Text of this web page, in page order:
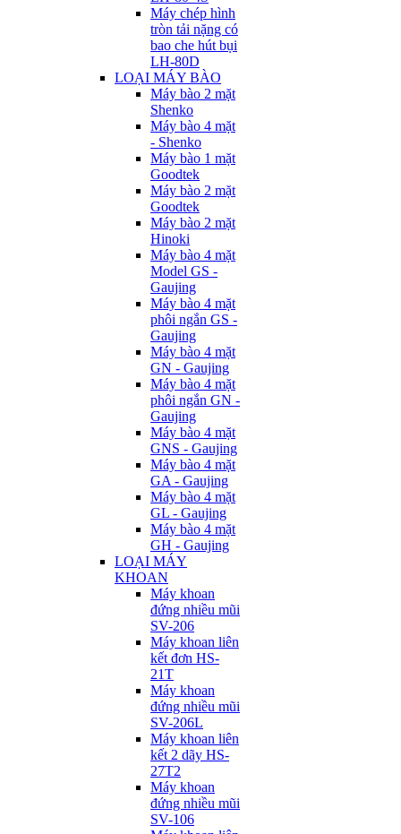
Máy chép hình
tròn tải nặng có
bao che hút bụi
LH-80D
LOẠI MÁY BÀO
Máy bào 2 mặt
Shenko
Máy bào 4 mặt
- Shenko
Máy bào 1 mặt
Goodtek
Máy bào 2 mặt
Goodtek
Máy bào 2 mặt
Hinoki
Máy bào 4 mặt
Model GS -
Gaujing
Máy bào 4 mặt
phôi ngắn GS -
Gaujing
Máy bào 4 mặt
GN - Gaujing
Máy bào 4 mặt
phôi ngắn GN -
Gaujing
Máy bào 4 mặt
GNS - Gaujing
Máy bào 4 mặt
GA - Gaujing
Máy bào 4 mặt
GL - Gaujing
Máy bào 4 mặt
GH - Gaujing
LOẠI MÁY
KHOAN
Máy khoan
đứng nhiều mũi
SV-206
Máy khoan liên
kết đơn HS-
21T
Máy khoan
đứng nhiều mũi
SV-206L
Máy khoan liên
kết 2 dãy HS-
27T2
Máy khoan
đứng nhiều mũi
SV-106